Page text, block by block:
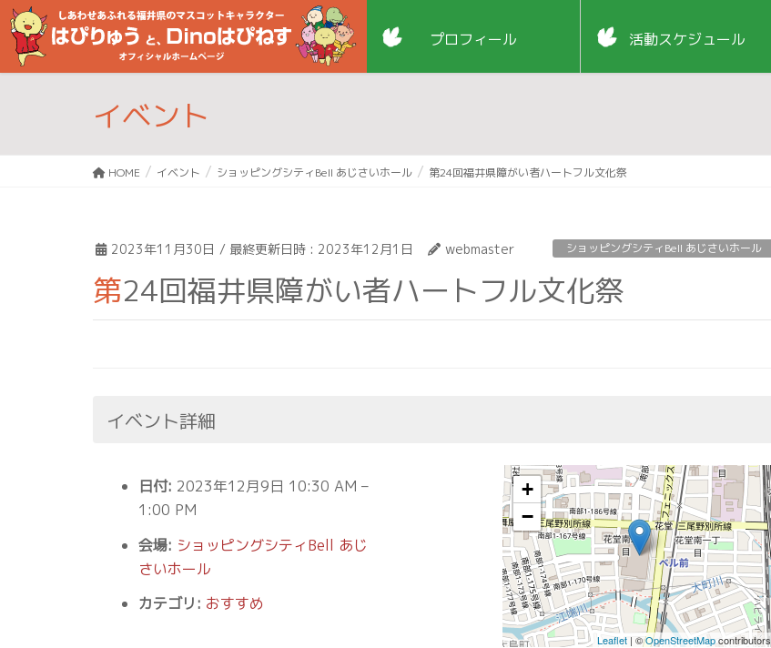
プロフィール 活動スケジュール
イベント
HOME イベント ショッピングシティBell あじさいホール 第24回福井県障がい者ハートフル文化祭
2023年11月30日 / 最終更新日時 : 2023年12月1日 webmaster ショッピングシティBell あじさいホール
第24回福井県障がい者ハートフル文化祭
イベント詳細
日付: 2023年12月9日 10:30 AM –
1:00 PM
会場: ショッピングシティBell あじ
さいホール
カテゴリ: おすすめ
+
−
Leaflet | ©OpenStreetMapcontributors